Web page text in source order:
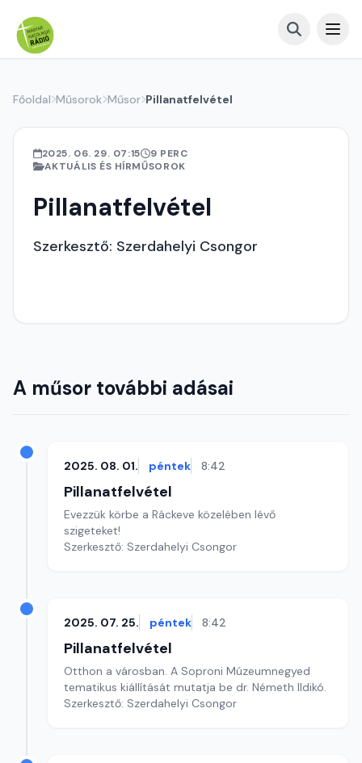
Főoldal Műsorok Műsor Pillanatfelvétel
2025. 06. 29. 07:15
9 PERC
AKTUÁLIS ÉS HÍRMŰSOROK
Pillanatfelvétel
Szerkesztő: Szerdahelyi Csongor
A műsor további adásai
2025. 08. 01. péntek 8:42
Pillanatfelvétel
Evezzük körbe a Ráckeve közelében lévő
szigeteket!
Szerkesztő: Szerdahelyi Csongor
2025. 07. 25. péntek 8:42
Pillanatfelvétel
Otthon a városban. A Soproni Múzeumnegyed
tematikus kiállítását mutatja be dr. Németh Ildikó.
Szerkesztő: Szerdahelyi Csongor